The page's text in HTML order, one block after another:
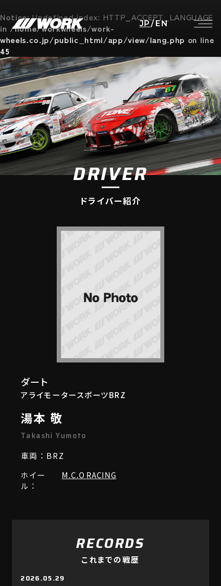
Notice: Undefined index: HTTP_ACCEPT_LANGUAGE
in /home/workwheels/work-
wheels.co.jp/public_html/app/view/lang.php on line
45
JP / EN
DRIVER
ドライバー紹介
ダート
アライモータースポーツBRZ
湯本 敬
Takashi Yumoto
車両：BRZ
ホイー
ル：
M.C.O RACING
RECORDS
これまでの戦歴
2026.05.29